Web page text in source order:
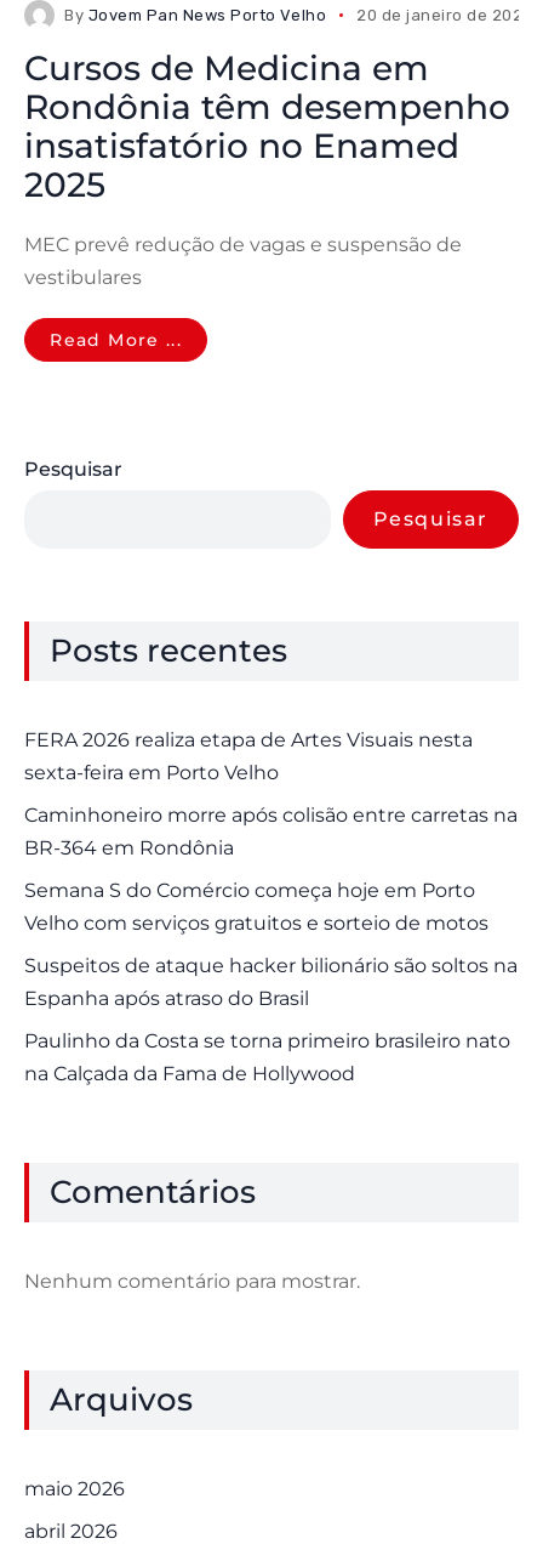
By Jovem Pan News Porto Velho 20 de janeiro de 2026
Cursos de Medicina em
Rondônia têm desempenho
insatisfatório no Enamed
2025
MEC prevê redução de vagas e suspensão de
vestibulares
Read More ...
Pesquisar
Pesquisar
Posts recentes
FERA 2026 realiza etapa de Artes Visuais nesta
sexta-feira em Porto Velho
Caminhoneiro morre após colisão entre carretas na
BR-364 em Rondônia
Semana S do Comércio começa hoje em Porto
Velho com serviços gratuitos e sorteio de motos
Suspeitos de ataque hacker bilionário são soltos na
Espanha após atraso do Brasil
Paulinho da Costa se torna primeiro brasileiro nato
na Calçada da Fama de Hollywood
Comentários
Nenhum comentário para mostrar.
Arquivos
maio 2026
abril 2026